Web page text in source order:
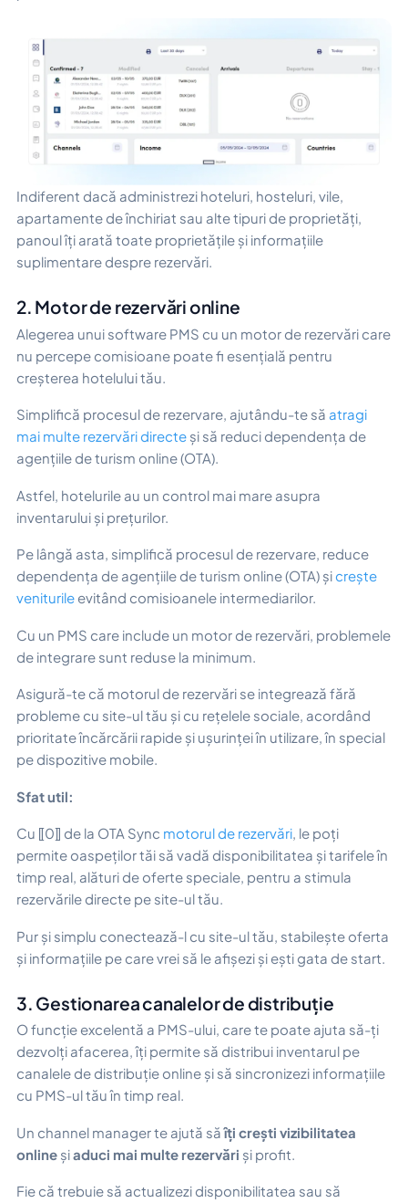
Indiferent dacă administrezi hoteluri, hosteluri, vile,
apartamente de închiriat sau alte tipuri de proprietăți,
panoul îți arată toate proprietățile și informațiile
suplimentare despre rezervări.
2. Motor de rezervări online
Alegerea unui software PMS cu un motor de rezervări care
nu percepe comisioane poate fi esențială pentru
creșterea hotelului tău.
Simplifică procesul de rezervare, ajutându-te să atragi
mai multe rezervări directe și să reduci dependența de
agențiile de turism online (OTA).
Astfel, hotelurile au un control mai mare asupra
inventarului și prețurilor.
Pe lângă asta, simplifică procesul de rezervare, reduce
dependența de agențiile de turism online (OTA) șicrește
veniturile evitând comisioanele intermediarilor.
Cu un PMS care include un motor de rezervări, problemele
de integrare sunt reduse la minimum.
Asigură-te că motorul de rezervări se integrează fără
probleme cu site-ul tău și cu rețelele sociale, acordând
prioritate încărcării rapide și ușurinței în utilizare, în special
pe dispozitive mobile.
Sfat util:
Cu ⟦0⟧ de la OTA Sync motorul de rezervări, le poți
permite oaspeților tăi să vadă disponibilitatea și tarifele în
timp real, alături de oferte speciale, pentru a stimula
rezervările directe pe site-ul tău.
Pur și simplu conectează-l cu site-ul tău, stabilește oferta
și informațiile pe care vrei să le afișezi și ești gata de start.
3. Gestionarea canalelor de distribuție
O funcție excelentă a PMS-ului, care te poate ajuta să-ți
dezvolți afacerea, îți permite să distribui inventarul pe
canalele de distribuție online și să sincronizezi informațiile
cu PMS-ul tău în timp real.
Un channel manager te ajută săîți crești vizibilitatea
online șiaduci mai multe rezervări și profit.
Fie că trebuie să actualizezi disponibilitatea sau să